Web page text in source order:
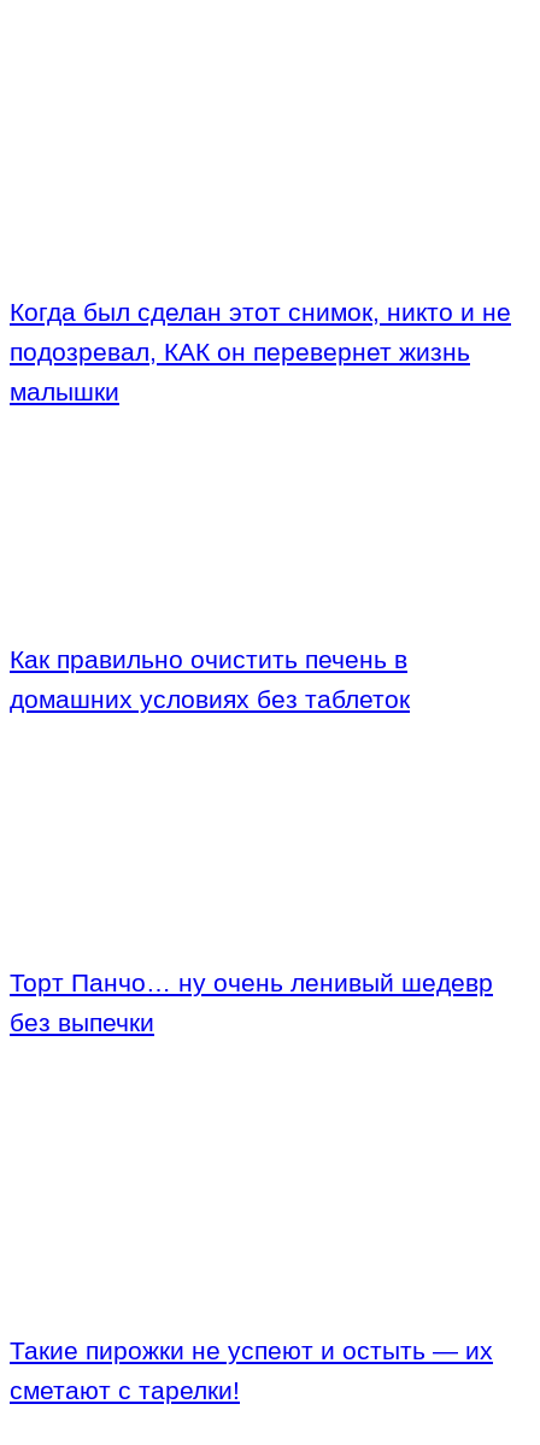
Когда был сделан этот снимок, никто и не
подозревал, КАК он перевернет жизнь
малышки
Как правильно очистить печень в
домашних условиях без таблеток
Торт Панчо… ну очень ленивый шедевр
без выпечки
Такие пирожки не успеют и остыть — их
сметают с тарелки!